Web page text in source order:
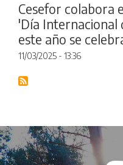
Cesefor colabora
'Día Internacional
este año se
11/03/2025 - 13:36